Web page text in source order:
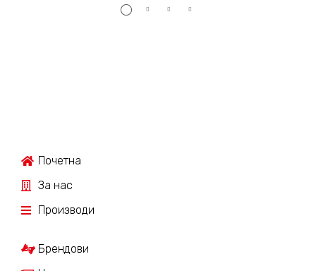
Почетна
За нас
Производи
Брендови